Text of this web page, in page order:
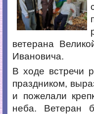
ветерана
Ивановича.
В ходе встречи
праздником,
и пожелали
неба. Ветеран